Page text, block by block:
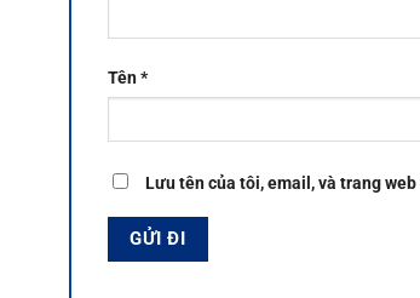
Tên*
Lưu tên của tôi, email, và trang